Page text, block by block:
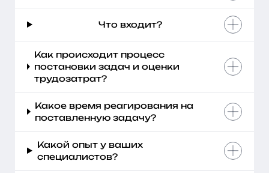
Что входит?
Как происходит процесс
постановки задач и оценки
трудозатрат?
Какое время реагирования на
поставленную задачу?
Какой опыт у ваших
специалистов?